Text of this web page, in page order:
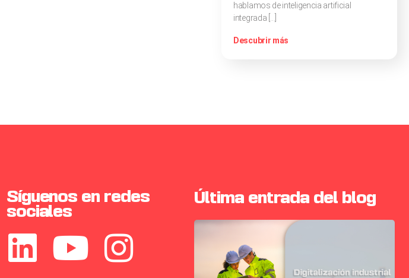
hablamos de inteligencia artificial
integrada […]
Descubrir más
Síguenos en redes
sociales
Última entrada del blog